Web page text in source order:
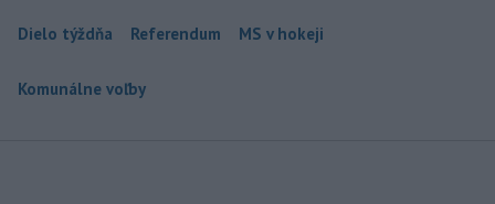
Dielo týždňa Referendum MS v hokeji
Komunálne voľby